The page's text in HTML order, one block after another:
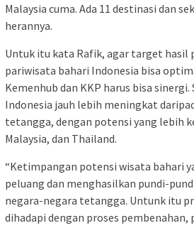
Malaysia cuma. Ada 11 destinasi dan
herannya.
Untuk itu kata Rafik, agar target hasil
pariwisata bahari Indonesia bisa
Kemenhub dan KKP harus bisa
Indonesia jauh lebih meningkat
tetangga, dengan potensi yang lebih
Malaysia, dan Thailand.
“Ketimpangan potensi wisata bahari
peluang dan menghasilkan pundi-
negara-negara tetangga. Untunk itu
dihadapi dengan proses pembenahan,